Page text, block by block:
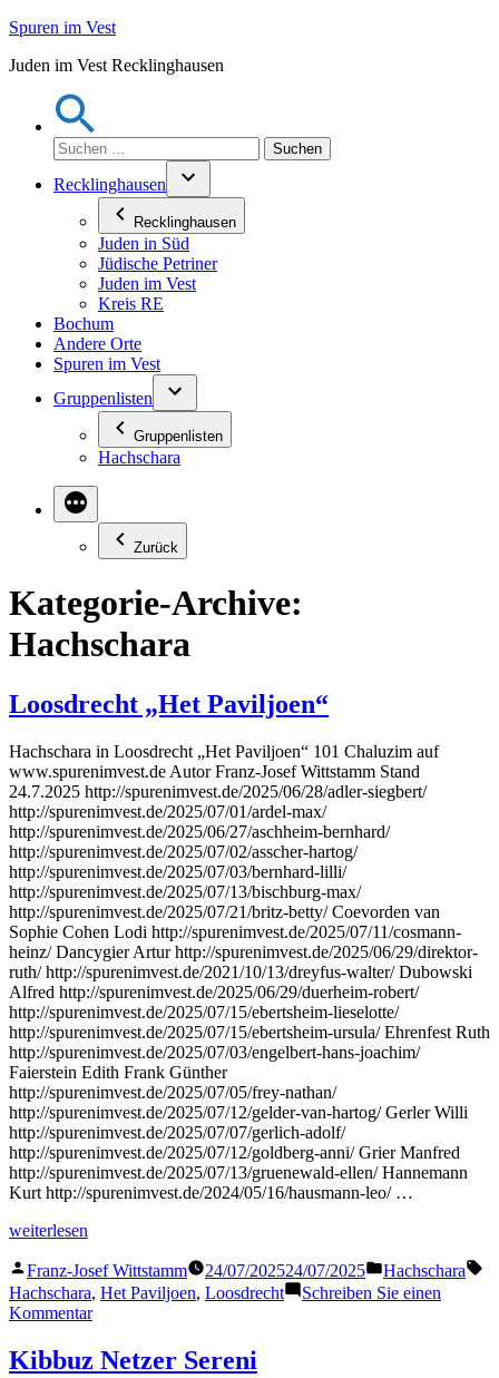
Zum
springen
Spuren im Vest
Juden im Vest Recklinghausen
Suchen
nach:
Recklinghausen
Recklinghausen
Juden in Süd
Jüdische Petriner
Juden im Vest
Kreis RE
Bochum
Andere Orte
Spuren im Vest
Gruppenlisten
Gruppenlisten
Hachschara
Zurück
Kategorie-Archive:
Hachschara
Loosdrecht „Het Paviljoen“
Hachschara in Loosdrecht „Het Paviljoen“ 101 Chaluzim auf
www.spurenimvest.de Autor Franz-Josef Wittstamm Stand
24.7.2025 http://spurenimvest.de/2025/06/28/adler-siegbert/
http://spurenimvest.de/2025/07/01/ardel-max/
http://spurenimvest.de/2025/06/27/aschheim-bernhard/
http://spurenimvest.de/2025/07/02/asscher-hartog/
http://spurenimvest.de/2025/07/03/bernhard-lilli/
http://spurenimvest.de/2025/07/13/bischburg-max/
http://spurenimvest.de/2025/07/21/britz-betty/ Coevorden van
Sophie Cohen Lodi http://spurenimvest.de/2025/07/11/cosmann-
heinz/ Dancygier Artur http://spurenimvest.de/2025/06/29/direktor-
ruth/ http://spurenimvest.de/2021/10/13/dreyfus-walter/ Dubowski
Alfred http://spurenimvest.de/2025/06/29/duerheim-robert/
http://spurenimvest.de/2025/07/15/ebertsheim-lieselotte/
http://spurenimvest.de/2025/07/15/ebertsheim-ursula/ Ehrenfest Ruth
http://spurenimvest.de/2025/07/03/engelbert-hans-joachim/
Faierstein Edith Frank Günther
http://spurenimvest.de/2025/07/05/frey-nathan/
http://spurenimvest.de/2025/07/12/gelder-van-hartog/ Gerler Willi
http://spurenimvest.de/2025/07/07/gerlich-adolf/
http://spurenimvest.de/2025/07/12/goldberg-anni/ Grier Manfred
http://spurenimvest.de/2025/07/13/gruenewald-ellen/ Hannemann
Kurt http://spurenimvest.de/2024/05/16/hausmann-leo/ …
„Loosdrecht
Paviljoen““
weiterlesen
Veröffentlicht
von
Franz-Josef Wittstamm 24/07/202524/07/2025
Veröffentlicht
in
Hachschara
Hachschara, Het Paviljoen, Loosdrecht
Schreiben Sie einen
Kommentarzu
„Het
Paviljoen“
Kibbuz Netzer Sereni